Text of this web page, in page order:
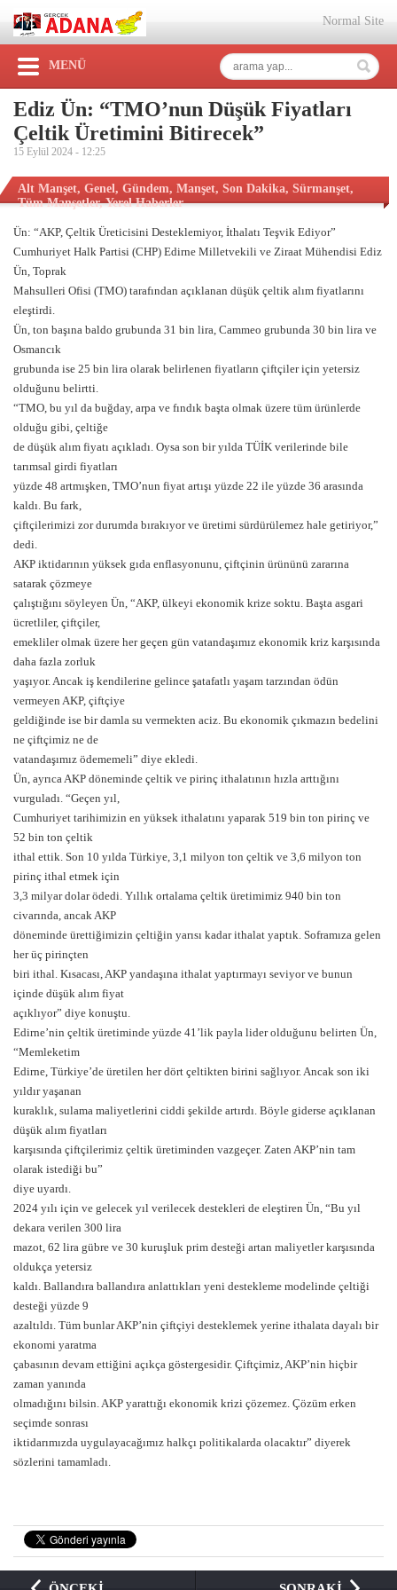
Normal Site
MENÜ
Ediz Ün: “TMO’nun Düşük Fiyatları
Çeltik Üretimini Bitirecek”
15 Eylül 2024 - 12:25
Alt Manşet, Genel, Gündem, Manşet, Son Dakika, Sürmanşet,
Tüm Manşetler,Yerel Haberler
Ün: “AKP, Çeltik Üreticisini Desteklemiyor, İthalatı Teşvik Ediyor”
Cumhuriyet Halk Partisi (CHP) Edirne Milletvekili ve Ziraat Mühendisi Ediz
Ün, Toprak
Mahsulleri Ofisi (TMO) tarafından açıklanan düşük çeltik alım fiyatlarını
eleştirdi.
Ün, ton başına baldo grubunda 31 bin lira, Cammeo grubunda 30 bin lira ve
Osmancık
grubunda ise 25 bin lira olarak belirlenen fiyatların çiftçiler için yetersiz
olduğunu belirtti.
“TMO, bu yıl da buğday, arpa ve fındık başta olmak üzere tüm ürünlerde
olduğu gibi, çeltiğe
de düşük alım fiyatı açıkladı. Oysa son bir yılda TÜİK verilerinde bile
tarımsal girdi fiyatları
yüzde 48 artmışken, TMO’nun fiyat artışı yüzde 22 ile yüzde 36 arasında
kaldı. Bu fark,
çiftçilerimizi zor durumda bırakıyor ve üretimi sürdürülemez hale getiriyor,”
dedi.
AKP iktidarının yüksek gıda enflasyonunu, çiftçinin ürününü zararına
satarak çözmeye
çalıştığını söyleyen Ün, “AKP, ülkeyi ekonomik krize soktu. Başta asgari
ücretliler, çiftçiler,
emekliler olmak üzere her geçen gün vatandaşımız ekonomik kriz karşısında
daha fazla zorluk
yaşıyor. Ancak iş kendilerine gelince şatafatlı yaşam tarzından ödün
vermeyen AKP, çiftçiye
geldiğinde ise bir damla su vermekten aciz. Bu ekonomik çıkmazın bedelini
ne çiftçimiz ne de
vatandaşımız ödememeli” diye ekledi.
Ün, ayrıca AKP döneminde çeltik ve pirinç ithalatının hızla arttığını
vurguladı. “Geçen yıl,
Cumhuriyet tarihimizin en yüksek ithalatını yaparak 519 bin ton pirinç ve
52 bin ton çeltik
ithal ettik. Son 10 yılda Türkiye, 3,1 milyon ton çeltik ve 3,6 milyon ton
pirinç ithal etmek için
3,3 milyar dolar ödedi. Yıllık ortalama çeltik üretimimiz 940 bin ton
civarında, ancak AKP
döneminde ürettiğimizin çeltiğin yarısı kadar ithalat yaptık. Soframıza gelen
her üç pirinçten
biri ithal. Kısacası, AKP yandaşına ithalat yaptırmayı seviyor ve bunun
içinde düşük alım fiyat
açıklıyor” diye konuştu.
Edirne’nin çeltik üretiminde yüzde 41’lik payla lider olduğunu belirten Ün,
“Memleketim
Edirne, Türkiye’de üretilen her dört çeltikten birini sağlıyor. Ancak son iki
yıldır yaşanan
kuraklık, sulama maliyetlerini ciddi şekilde artırdı. Böyle giderse açıklanan
düşük alım fiyatları
karşısında çiftçilerimiz çeltik üretiminden vazgeçer. Zaten AKP’nin tam
olarak istediği bu”
diye uyardı.
2024 yılı için ve gelecek yıl verilecek destekleri de eleştiren Ün, “Bu yıl
dekara verilen 300 lira
mazot, 62 lira gübre ve 30 kuruşluk prim desteği artan maliyetler karşısında
oldukça yetersiz
kaldı. Ballandıra ballandıra anlattıkları yeni destekleme modelinde çeltiği
desteği yüzde 9
azaltıldı. Tüm bunlar AKP’nin çiftçiyi desteklemek yerine ithalata dayalı bir
ekonomi yaratma
çabasının devam ettiğini açıkça göstergesidir. Çiftçimiz, AKP’nin hiçbir
zaman yanında
olmadığını bilsin. AKP yarattığı ekonomik krizi çözemez. Çözüm erken
seçimde sonrası
iktidarımızda uygulayacağımız halkçı politikalarda olacaktır” diyerek
sözlerini tamamladı.